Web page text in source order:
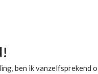
ben ik vanzelfsprekend